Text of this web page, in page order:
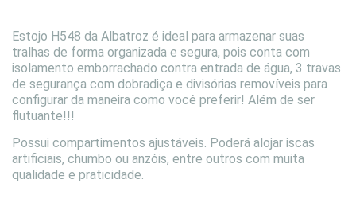
Estojo H548 da Albatroz é ideal para armazenar suas
tralhas de forma organizada e segura, pois conta com
isolamento emborrachado contra entrada de água, 3 travas
de segurança com dobradiça e divisórias removíveis para
configurar da maneira como você preferir! Além de ser
flutuante!!!
Possui compartimentos ajustáveis. Poderá alojar iscas
artificiais, chumbo ou anzóis, entre outros com muita
qualidade e praticidade.